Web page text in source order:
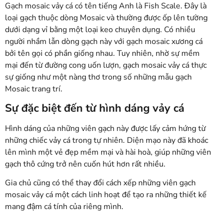
Gạch mosaic vảy cá có tên tiếng Anh là Fish Scale. Đây là
loại gạch thuộc dòng Mosaic và thường được ốp lên tường
dưới dạng vỉ bằng một loại keo chuyên dụng. Có nhiều
người nhầm lẫn dòng gạch này với gạch mosaic xương cá
bởi tên gọi có phần giống nhau. Tuy nhiên, nhờ sự mềm
mại đến từ đường cong uốn lượn, gạch mosaic vảy cá thực
sự giống như một nàng thơ trong số những mẫu gạch
Mosaic trang trí.
Sự đặc biệt đến từ hình dáng vảy cá
Hình dáng của những viên gạch này được lấy cảm hứng từ
những chiếc vảy cá trong tự nhiên. Diện mạo này đã khoác
lên mình một vẻ đẹp mềm mại và hài hoà, giúp những viên
gạch thô cứng trở nên cuốn hút hơn rất nhiều.
Gia chủ cũng có thể thay đổi cách xếp những viên gạch
mosaic vảy cá một cách linh hoạt để tạo ra những thiết kế
mang đậm cá tính của riêng mình.